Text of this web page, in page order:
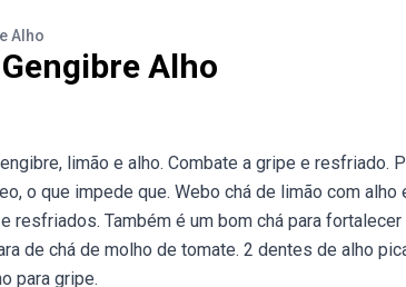
Alho
Alho
limão e alho. Combate a gripe e resfriado.
o que impede que. Webo chá de limão com
resfriados. Também é um bom chá para
de chá de molho de tomate. 2 dentes de alho
para gripe.